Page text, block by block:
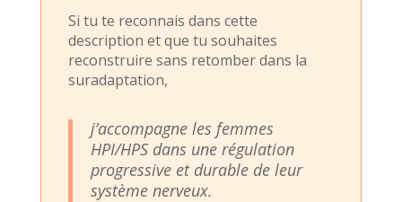
Si tu te reconnais dans cette
description et que tu souhaites
reconstruire sans retomber dans la
suradaptation,
j’accompagne les femmes
HPI/HPS dans une régulation
progressive et durable de leur
système nerveux.